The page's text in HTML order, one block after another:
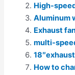
High-
Aluminum
Exhaust
multi-
How to